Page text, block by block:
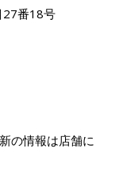
27番18号
の情報は店舗に